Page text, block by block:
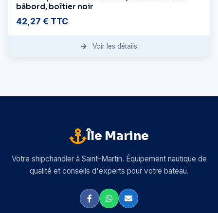
bâbord, boîtier noir
42,27 € TTC
Voir les détails
Île Marine
Votre shipchandler à Saint-Martin. Équipement nautique de
qualité et conseils d'experts pour votre bateau.